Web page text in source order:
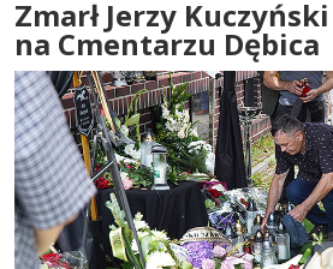
Zmarł Jerzy
na Cmentarzu Dębica